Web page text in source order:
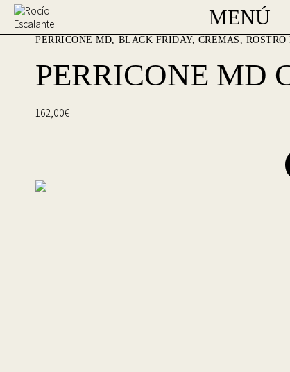
MENÚ
PERRICONE MD BLACK FRIDAY, CREMAS , ROSTRO
PERRICONE MD
162,00€